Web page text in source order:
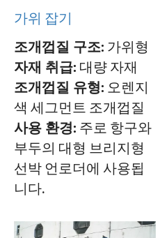
가위 잡기
조개껍질 구조:가위형
자재 취급:대량 자재
조개껍질 유형:오렌지
색 세그먼트 조개껍질
사용 환경:주로 항구와
부두의 대형 브리지형
선박 언로더에 사용됩
니다.